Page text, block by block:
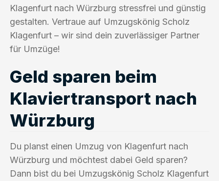
Klagenfurt nach Würzburg stressfrei und günstig
gestalten. Vertraue auf Umzugskönig Scholz
Klagenfurt – wir sind dein zuverlässiger Partner
für Umzüge!
Geld sparen beim
Klaviertransport nach
Würzburg
Du planst einen Umzug von Klagenfurt nach
Würzburg und möchtest dabei Geld sparen?
Dann bist du bei Umzugskönig Scholz Klagenfurt